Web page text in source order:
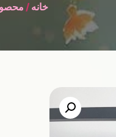
خانه /